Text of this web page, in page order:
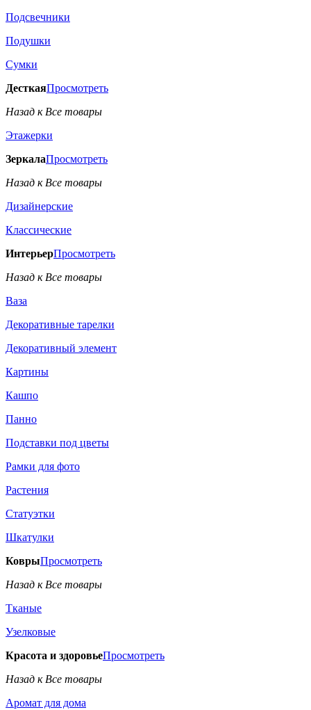
Подсвечники
Подушки
Сумки
ДесткаяПросмотреть
Назад к Все товары
Этажерки
ЗеркалаПросмотреть
Назад к Все товары
Дизайнерские
Классические
ИнтерьерПросмотреть
Назад к Все товары
Ваза
Декоративные тарелки
Декоративный элемент
Картины
Кашпо
Панно
Подставки под цветы
Рамки для фото
Растения
Статуэтки
Шкатулки
КоврыПросмотреть
Назад к Все товары
Тканые
Узелковые
Красота и здоровьеПросмотреть
Назад к Все товары
Аромат для дома